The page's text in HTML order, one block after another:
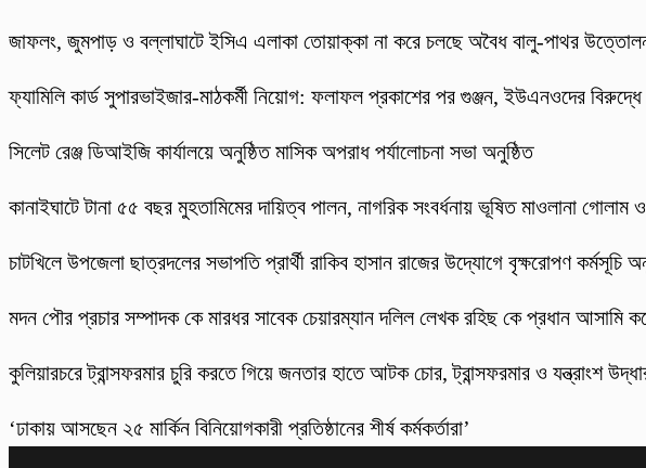
​জাফলং, জুমপাড় ও বল্লাঘাটে ইসিএ এলাকা তোয়াক্কা না করে চলছে অবৈধ বালু-পাথর
ফ্যামিলি কার্ড সুপারভাইজার-মাঠকর্মী নিয়োগ: ফলাফল প্রকাশের পর গুঞ্জন, ইউএনওদের বিরুদ্ধে
‎সিলেট রেঞ্জ ডিআইজি কার্যালয়ে অনুষ্ঠিত মাসিক অপরাধ পর্যালোচনা সভা অনুষ্ঠিত
কানাইঘাটে টানা ৫৫ বছর মুহতামিমের দায়িত্ব পালন, নাগরিক সংবর্ধনায় ভূষিত মাওলানা গোলাম
চাটখিলে উপজেলা ছাত্রদলের সভাপতি প্রার্থী রাকিব হাসান রাজের উদ্যোগে বৃক্ষরোপণ কর্মসূচি
মদন পৌর প্রচার সম্পাদক কে মারধর সাবেক চেয়ারম্যান দলিল লেখক রহিছ কে প্রধান আসামি
কুলিয়ারচরে ট্রান্সফরমার চুরি করতে গিয়ে জনতার হাতে আটক চোর, ট্রান্সফরমার ও যন্ত্রাংশ
‘ঢাকায় আসছেন ২৫ মার্কিন বিনিয়োগকারী প্রতিষ্ঠানের শীর্ষ কর্মকর্তারা’